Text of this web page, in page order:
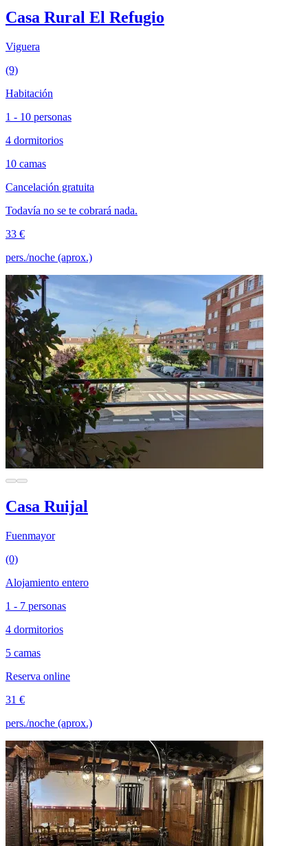
Casa Rural El Refugio
Viguera
(9)
Habitación
1 - 10 personas
4 dormitorios
10 camas
Cancelación gratuita
Todavía no se te cobrará nada.
33 €
pers./noche (aprox.)
Casa Ruijal
Fuenmayor
(0)
Alojamiento entero
1 - 7 personas
4 dormitorios
5 camas
Reserva online
31 €
pers./noche (aprox.)